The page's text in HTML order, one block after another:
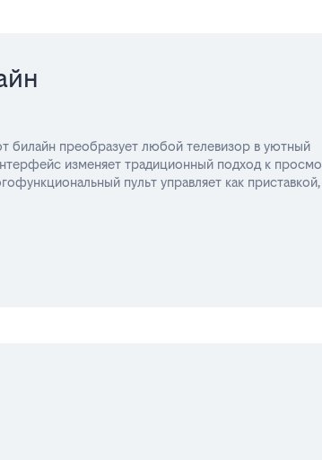
билайн преобразует любой телевизор в уютный
изменяет традиционный подход к
пульт управляет как приставкой,